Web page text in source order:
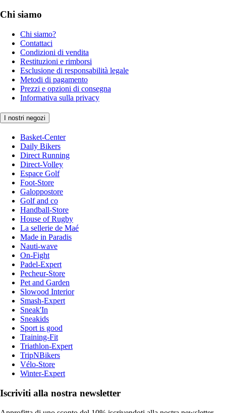
Chi siamo
Chi siamo?
Contattaci
Condizioni di vendita
Restituzioni e rimborsi
Esclusione di responsabilità legale
Metodi di pagamento
Prezzi e opzioni di consegna
Informativa sulla privacy
I nostri negozi
Basket-Center
Daily Bikers
Direct Running
Direct-Volley
Espace Golf
Foot-Store
Galoppostore
Golf and co
Handball-Store
House of Rugby
La sellerie de Maé
Made in Paradis
Nauti-wave
On-Fight
Padel-Expert
Pecheur-Store
Pet and Garden
Slowood Interior
Smash-Expert
Sneak'In
Sneakids
Sport is good
Training-Fit
Triathlon-Expert
TripNBikers
Vélo-Store
Winter-Expert
Iscriviti alla nostra newsletter